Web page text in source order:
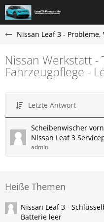
Nissan Werkstatt -
Fahrzeugpflege -
Letzte Antwort
Scheibenwischer
Nissan​ Leaf 3
admin
Heiße Themen
Nissan Leaf 3 -
Batterie leer